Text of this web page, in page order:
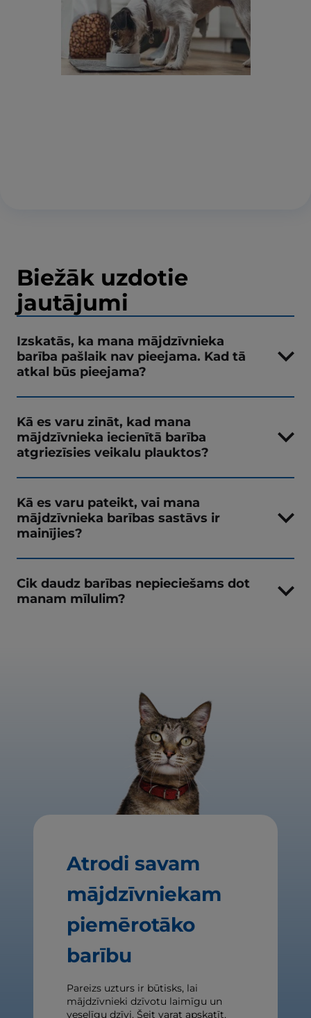
Biežāk uzdotie
jautājumi
Izskatās, ka mana mājdzīvnieka
barība pašlaik nav pieejama. Kad tā
atkal būs pieejama?
Kā es varu zināt, kad mana
mājdzīvnieka iecienītā barība
atgriezīsies veikalu plauktos?
Kā es varu pateikt, vai mana
mājdzīvnieka barības sastāvs ir
mainījies?
Cik daudz barības nepieciešams dot
manam mīlulim?
Atrodi savam
mājdzīvniekam
piemērotāko
barību
Pareizs uzturs ir būtisks, lai
mājdzīvnieki dzīvotu laimīgu un
veselīgu dzīvi. Šeit varat apskatīt,